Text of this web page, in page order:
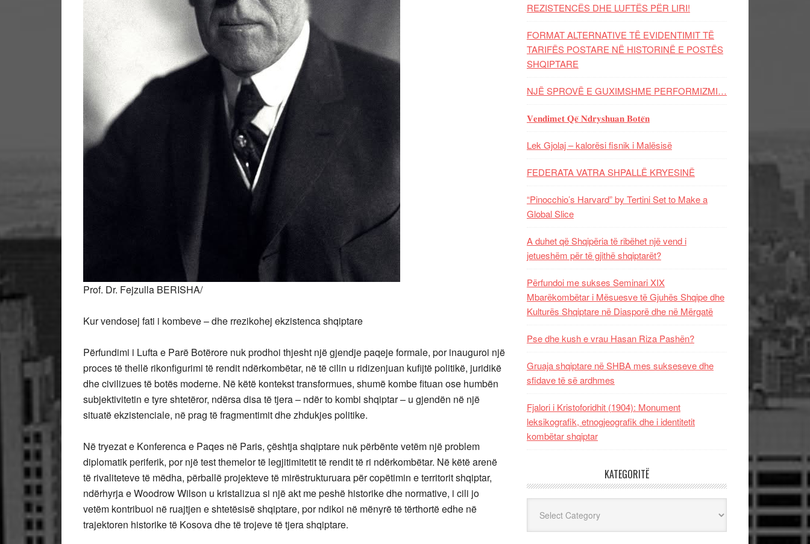
Prof. Dr. Fejzulla BERISHA/
Kur vendosej fati i kombeve – dhe rrezikohej ekzistenca shqiptare
Përfundimi i Lufta e Parë Botërore nuk prodhoi thjesht një gjendje paqeje formale, por inauguroi një
proces të thellë rikonfigurimi të rendit ndërkombëtar, në të cilin u ridizenjuan kufijtë politikë, juridikë
dhe civilizues të botës moderne. Në këtë kontekst transformues, shumë kombe fituan ose humbën
subjektivitetin e tyre shtetëror, ndërsa disa të tjera – ndër to kombi shqiptar – u gjendën në një
situatë ekzistenciale, në prag të fragmentimit dhe zhdukjes politike.
Në tryezat e Konferenca e Paqes në Paris, çështja shqiptare nuk përbënte vetëm një problem
diplomatik periferik, por një test themelor të legjitimitetit të rendit të ri ndërkombëtar. Në këtë arenë
të rivaliteteve të mëdha, përballë projekteve të mirëstrukturuara për copëtimin e territorit shqiptar,
ndërhyrja e Woodrow Wilson u kristalizua si një akt me peshë historike dhe normative, i cili jo
vetëm kontribuoi në ruajtjen e shtetësisë shqiptare, por ndikoi në mënyrë të tërthortë edhe në
trajektoren historike të Kosova dhe të trojeve të tjera shqiptare.
REZISTENCЁS DHE LUFTЁS PЁR LIRI!
FORMAT ALTERNATIVE TË EVIDENTIMIT TË
TARIFËS POSTARE NË HISTORINË E POSTËS
SHQIPTARE
NJË SPROVË E GUXIMSHME PERFORMIZMI…
𝐕𝐞𝐧𝐝𝐢𝐦𝐞𝐭 𝐐𝐞̈ 𝐍𝐝𝐫𝐲𝐬𝐡𝐮𝐚𝐧 𝐁𝐨𝐭𝐞̈𝐧
Lek Gjolaj – kalorësi fisnik i Malësisë
FEDERATA VATRA SHPALLË KRYESINË
“Pinocchio’s Harvard” by Tertini Set to Make a
Global Slice
A duhet që Shqipëria të ribëhet një vend i
jetueshëm për të gjithë shqiptarët?
Përfundoi me sukses Seminari XIX
Mbarëkombëtar i Mësuesve të Gjuhës Shqipe dhe
Kulturës Shqiptare në Diasporë dhe në Mërgatë
Pse dhe kush e vrau Hasan Riza Pashën?
Gruaja shqiptare në SHBA mes sukseseve dhe
sfidave të së ardhmes
Fjalori i Kristoforidhit (1904): Monument
leksikografik, etnogjeografik dhe i identitetit
kombëtar shqiptar
KATEGORITË